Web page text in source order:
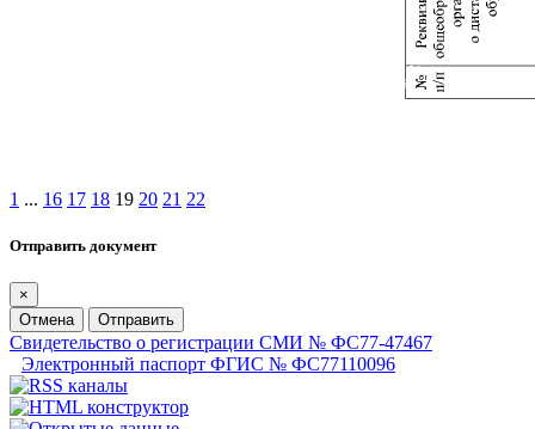
1 ... 16 17 18 19 20 21 22
Отправить документ
×
Отмена
Отправить
Свидетельство о регистрации СМИ № ФС77-47467
Электронный паспорт ФГИС № ФС77110096